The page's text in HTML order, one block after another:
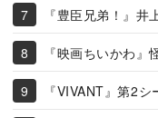
『豊臣兄弟！』
『映画ちいかわ
『VIVANT』第2